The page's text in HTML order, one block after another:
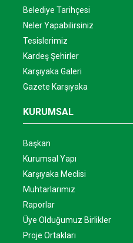
Belediye Tarihçesi
Neler Yapabilirsiniz
Tesislerimiz
Kardeş Şehirler
Karşıyaka Galeri
Gazete Karşıyaka
KURUMSAL
Başkan
Kurumsal Yapı
Karşıyaka Meclisi
Muhtarlarımız
Raporlar
Üye Olduğumuz Birlikler
Proje Ortakları